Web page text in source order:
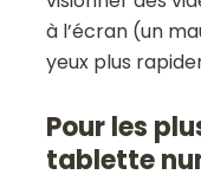
à l’écran (un
yeux plus
Pour les
tablette